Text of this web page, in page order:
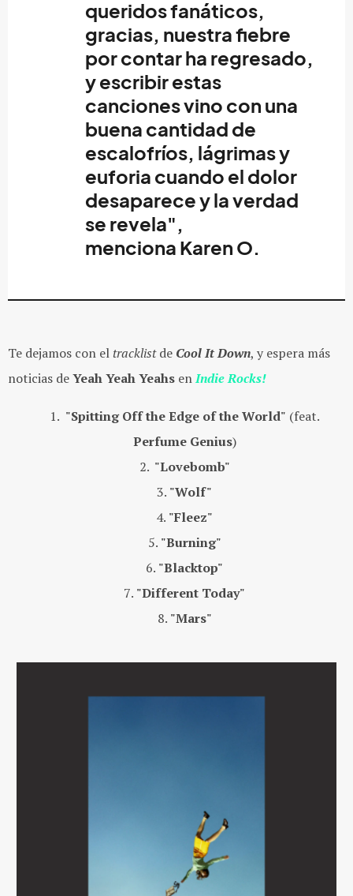
queridos fanáticos,
gracias, nuestra fiebre
por contar ha regresado,
y escribir estas
canciones vino con una
buena cantidad de
escalofríos, lágrimas y
euforia cuando el dolor
desaparece y la verdad
se revela",
menciona Karen O.
Te dejamos con el tracklistde Cool It Down, y espera más
noticias deYeah Yeah Yeahs enIndie Rocks!
"Spitting Off the Edge of the World" (feat.
Perfume Genius)
"Lovebomb"
"Wolf"
"Fleez"
"Burning"
"Blacktop"
"Different Today"
"Mars"